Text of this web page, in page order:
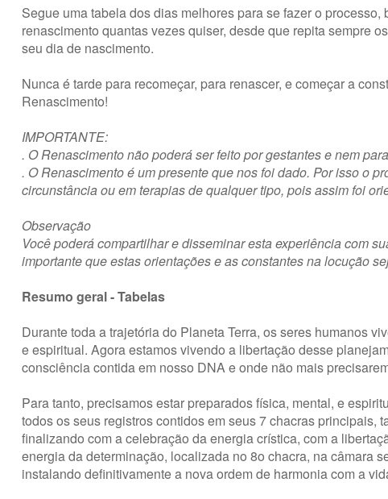
Segue uma tabela dos dias melhores para se fazer o
renascimento quantas vezes quiser, desde que repita sempre
seu dia de nascimento.
Nunca é tarde para recomeçar, para renascer, e começar a
Renascimento!
IMPORTANTE:
. O Renascimento não poderá ser feito por gestantes e nem
. O Renascimento é um presente que nos foi dado. Por isso o
circunstância ou em terapias de qualquer tipo, pois assim foi
Observação
Você poderá compartilhar e disseminar esta experiência com
importante que estas orientações e as constantes na locução
Resumo geral - Tabelas
Durante toda a trajetória do Planeta Terra, os seres humanos
e espiritual. Agora estamos vivendo a libertação desse
consciência contida em nosso DNA e onde não mais
Para tanto, precisamos estar preparados física, mental, e
todos os seus registros contidos em seus 7 chacras principais,
finalizando com a celebração da energia crística, com a
energia da determinação, localizada no 8o chacra, na câmara
instalando definitivamente a nova ordem de harmonia com a